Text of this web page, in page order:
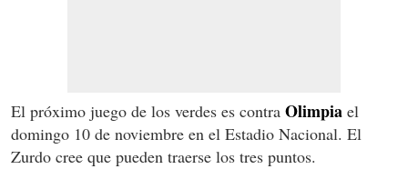
El próximo juego de los verdes es contra Olimpia el
domingo 10 de noviembre en el Estadio Nacional. El
Zurdo cree que pueden traerse los tres puntos.